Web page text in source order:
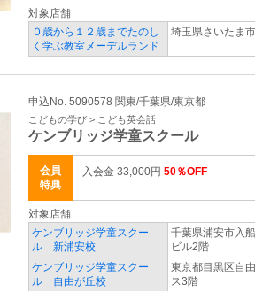
対象店舗
０歳から１２歳までたのし
く学ぶ教室メーデルランド
埼玉県さいたま
申込No. 5090578 関東/千葉県/東京都
こどもの学び > こども英会話
ケンブリッジ学童スクール
会員
特典
入会金 33,000円 50％OFF
対象店舗
ケンブリッジ学童スクー
ル 新浦安校
千葉県浦安市入
ビル2階
ケンブリッジ学童スクー
ル 自由が丘校
東京都目黒区自
ス3階